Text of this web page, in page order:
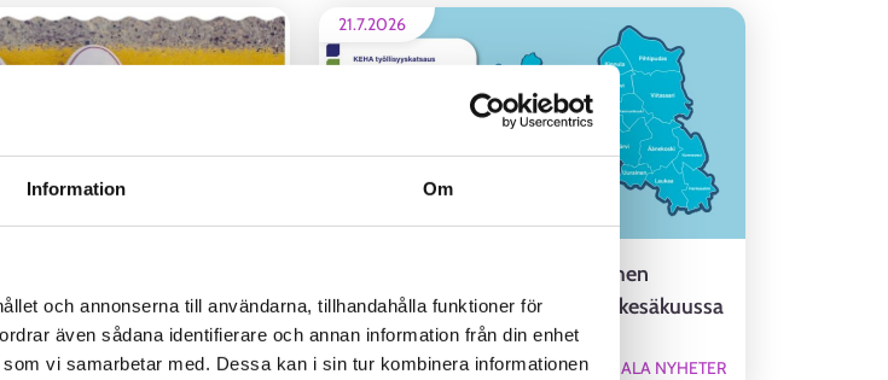
Information Om
och annonserna till användarna, tillhandahålla funktioner för
även sådana identifierare och annan information från din enhet
vi samarbetar med. Dessa kan i sin tur kombinera informationen
uusi velvoite astuu
2026
REGIONALA NYHETER
21.7.2026
Katsaus Pohjoisen Keski-Suomen
työllisyysalueen työllisyyteen kesäkuussa
2026
REGIONALA NYHETER